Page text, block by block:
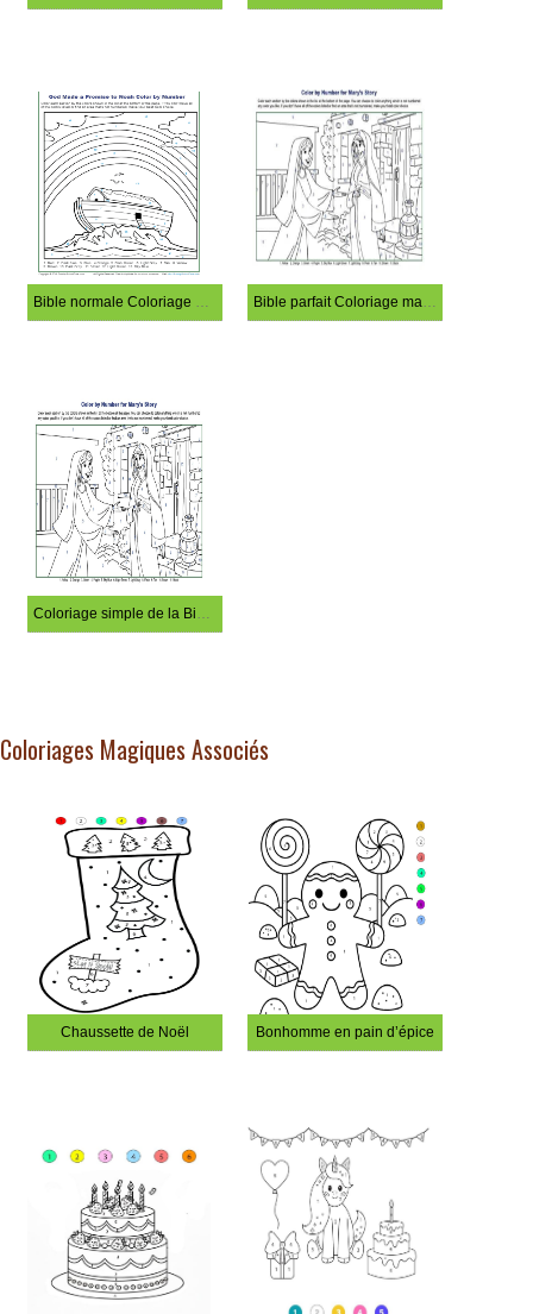
Bible normale Coloriage magique Bible parfait Coloriage magique
Coloriage simple de la Bible par numéros
Coloriages Magiques Associés
Chaussette de Noël Bonhomme en pain d’épice